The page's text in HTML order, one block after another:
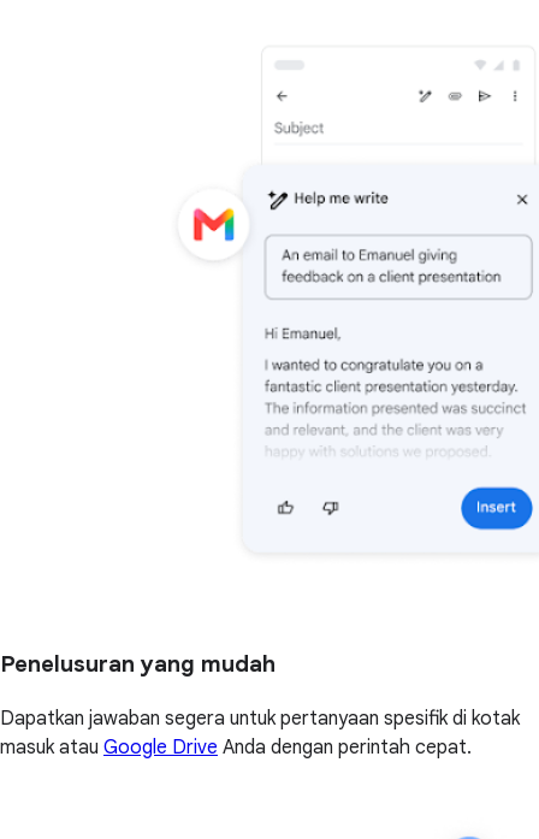
Penelusuran yang mudah
Dapatkan jawaban segera untuk pertanyaan spesifik di kotak
masuk atau Google Drive Anda dengan perintah cepat.